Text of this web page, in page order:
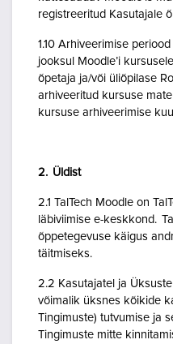
registreeritud Kasutajale
1.10 Arhiveerimise
jooksul Moodle’i
õpetaja ja/või üliõpilase
arhiveeritud kursuse
kursuse arhiveerimise
2. Üldist
2.1 TalTech Moodle on
läbiviimise e-keskkond.
õppetegevuse käigus
täitmiseks.
2.2 Kasutajatel ja
võimalik üksnes kõikide
Tingimuste) tutvumise ja
Tingimuste mitte